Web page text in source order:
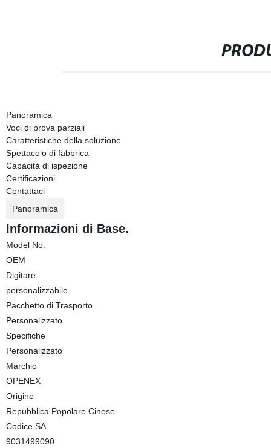
Panoramica
Voci di prova parziali
Caratteristiche della soluzione
Spettacolo di fabbrica
Capacità di ispezione
Certificazioni
Contattaci
Panoramica
Informazioni di Base.
Model No.
OEM
Digitare
personalizzabile
Pacchetto di Trasporto
Personalizzato
Specifiche
Personalizzato
Marchio
OPENEX
Origine
Repubblica Popolare Cinese
Codice SA
9031499090